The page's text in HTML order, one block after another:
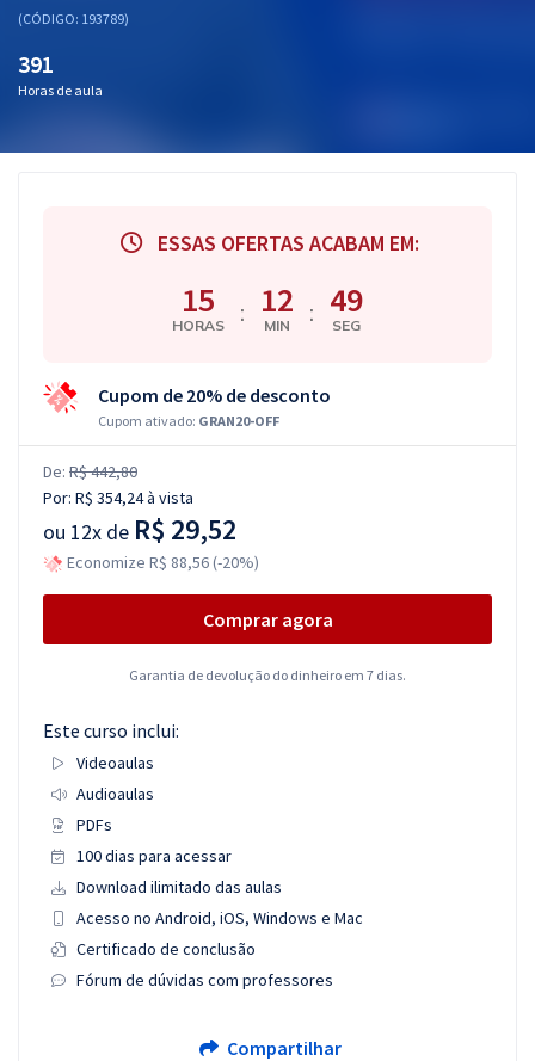
Questões grátis
Conteúdo gratuito
Aprovados
(CÓDIGO: 193789)
391
Horas de aula
ESSAS OFERTAS ACABAM EM:
15
HORAS : 12
MIN : 48
SEG
Cupom de 20% de desconto
Cupom ativado: GRAN20-OFF
De: R$ 442,80
Por: R$ 354,24à vista
ou 12x de R$ 29,52
Economize R$ 88,56 (-20%)
Comprar agora
Garantia de devolução do dinheiro em 7 dias.
Este curso inclui:
Videoaulas
Audioaulas
PDFs
100 dias para acessar
Download ilimitado das aulas
Acesso no Android, iOS, Windows e Mac
Certificado de conclusão
Fórum de dúvidas com professores
Compartilhar